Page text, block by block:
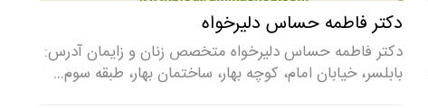
دکتر فاطمه حساس دلیرخواه
دکتر فاطمه حساس دلیرخواه متخصص زنان و زایمان آدرس:
بابلسر، خیابان امام، کوچه بهار، ساختمان بهار، طبقه سوم…